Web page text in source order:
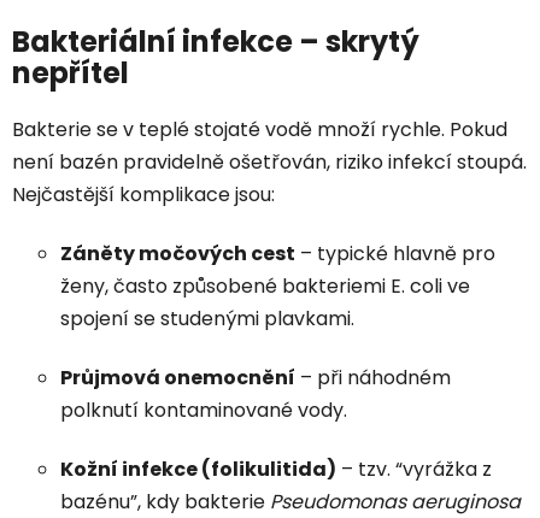
Bakteriální infekce – skrytý
nepřítel
Bakterie se v teplé stojaté vodě množí rychle. Pokud
není bazén pravidelně ošetřován, riziko infekcí stoupá.
Nejčastější komplikace jsou:
Záněty močových cest – typické hlavně pro
ženy, často způsobené bakteriemi E. coli ve
spojení se studenými plavkami.
Průjmová onemocnění – při náhodném
polknutí kontaminované vody.
Kožní infekce (folikulitida) – tzv. “vyrážka z
bazénu”, kdy bakterie Pseudomonas aeruginosa